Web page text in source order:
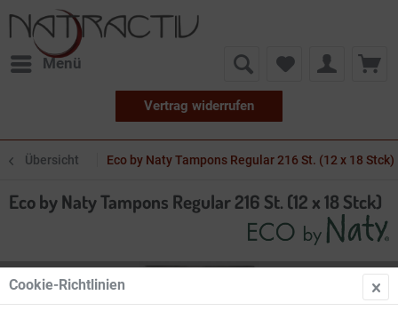
Menü
Vertrag widerrufen
Übersicht Eco by Naty Tampons Regular 216 St. (12 x 18 Stck)
Eco by Naty Tampons Regular 216 St. (12 x 18 Stck)
Cookie-Richtlinien